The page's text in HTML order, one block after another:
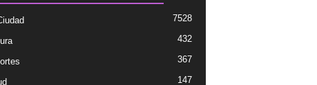
7528
432
367
147